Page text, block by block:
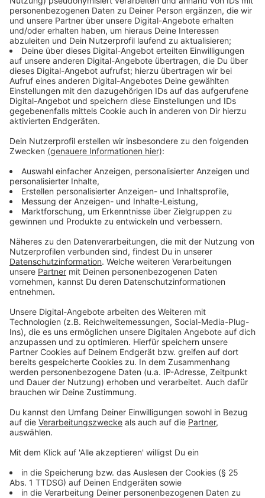
Bauarbeiter chancenlos gegen Sonne
Anzeige
Unter freiem Himmel zu arbeiten kann oft sehr schön
sein. Bei Temperaturen um die 40 Grad aber mit
Sicherheit nicht. Die Bauarbeiter des Strabag-
Anzeige
Wir benötigen Ihre
Zustimmung, um den YouTube
Video-Service zu laden!
Wir verwenden einen Service eines
Drittanbieters, um Videoinhalte
sammeln. Bitte lesen Sie die
Details durch und stimmen Sie der
Nutzung des Service zu, um dieses
Video anzusehen.
Mehr Informationen
Akzeptieren
Management Platform
Bauarbeiten bei knapp 40 Grad Außentemperatur
Anzeige
Arbeit - Rohre und Kabel freilegen zum Beispiel -
gesellt sich noch der Fakt hinzu, dass helle